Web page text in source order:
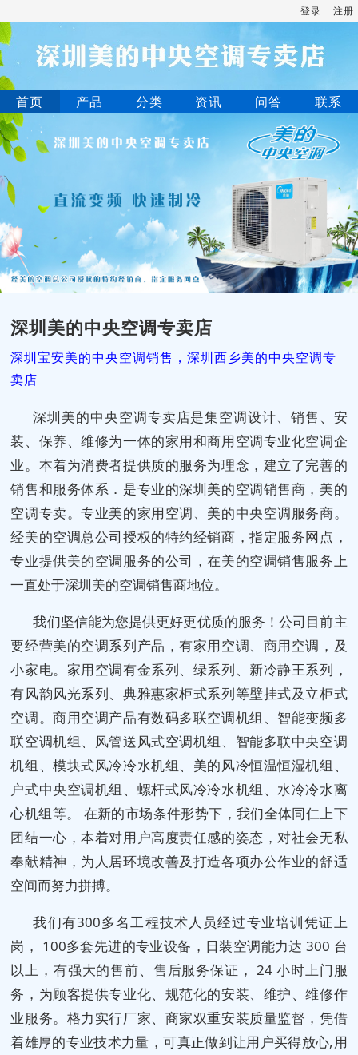
登录 注册
首页 产品 分类 资讯 问答 联系
深圳美的中央空调专卖店
深圳宝安美的中央空调销售，深圳西乡美的中央空调专
卖店
深圳美的中央空调专卖店是集空调设计、销售、安
装、保养、维修为一体的家用和商用空调专业化空调企
业。本着为消费者提供质的服务为理念，建立了完善的
销售和服务体系．是专业的深圳美的空调销售商，美的
空调专卖。专业美的家用空调、美的中央空调服务商。
经美的空调总公司授权的特约经销商，指定服务网点，
专业提供美的空调服务的公司，在美的空调销售服务上
一直处于深圳美的空调销售商地位。
我们坚信能为您提供更好更优质的服务！公司目前主
要经营美的空调系列产品，有家用空调、商用空调，及
小家电。家用空调有金系列、绿系列、新冷静王系列，
有风韵风光系列、典雅惠家柜式系列等壁挂式及立柜式
空调。商用空调产品有数码多联空调机组、智能变频多
联空调机组、风管送风式空调机组、智能多联中央空调
机组、模块式风冷冷水机组、美的风冷恒温恒湿机组、
户式中央空调机组、螺杆式风冷冷水机组、水冷冷水离
心机组等。 在新的市场条件形势下，我们全体同仁上下
团结一心，本着对用户高度责任感的姿态，对社会无私
奉献精神，为人居环境改善及打造各项办公作业的舒适
空间而努力拼搏。
我们有300多名工程技术人员经过专业培训凭证上
岗， 100多套先进的专业设备，日装空调能力达 300 台
以上，有强大的售前、售后服务保证， 24 小时上门服
务，为顾客提供专业化、规范化的安装、维护、维修作
业服务。格力实行厂家、商家双重安装质量监督，凭借
着雄厚的专业技术力量，可真正做到让用户买得放心,用